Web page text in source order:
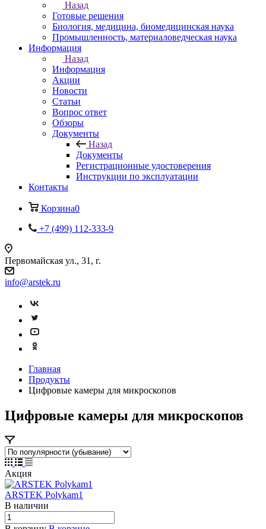
Назад
Готовые решения
Биология, медицина, биомедицинская наука
Промышленность, материаловедческая наука
Информация
Назад
Информация
Акции
Новости
Статьи
Вопрос ответ
Обзоры
Документы
Назад
Документы
Регистрационные удостоверения
Инструкции по эксплуатации
Контакты
Корзина0
+7 (499) 112-333-9
Первомайская ул., 31, г.
info@arstek.ru
Главная
Продукты
Цифровые камеры для микроскопов
Цифровые камеры для микроскопов
Акция
ARSTEK Polykam1
В наличии